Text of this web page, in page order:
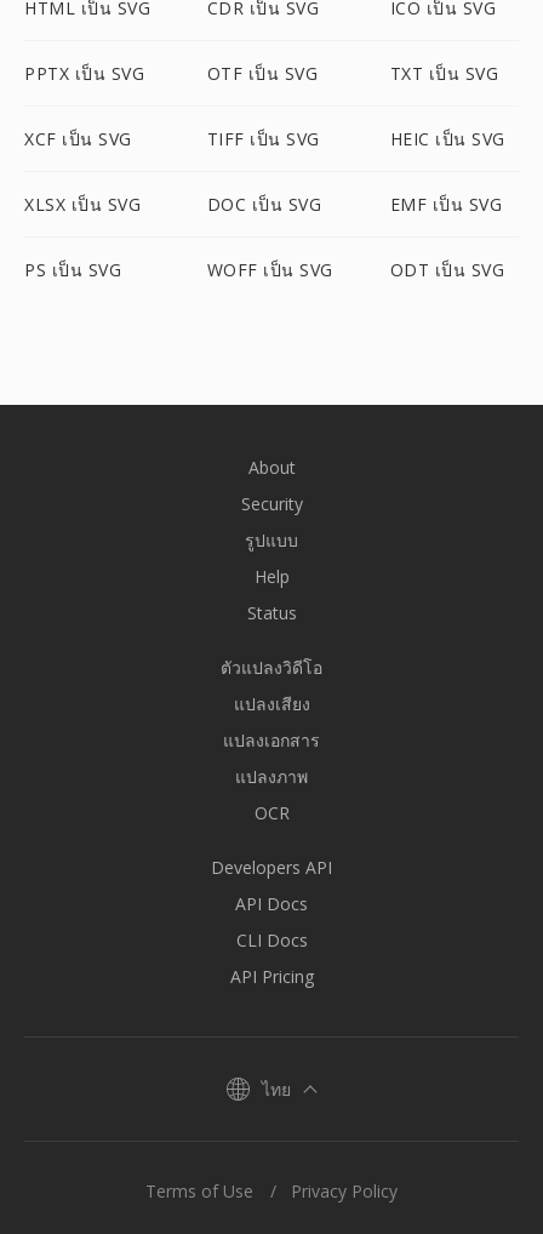
HTML เป็น SVG CDR เป็น SVG ICO เป็น SVG
PPTX เป็น SVG OTF เป็น SVG TXT เป็น SVG
XCF เป็น SVG TIFF เป็น SVG HEIC เป็น SVG
XLSX เป็น SVG DOC เป็น SVG EMF เป็น SVG
PS เป็น SVG WOFF เป็น SVG ODT เป็น SVG
About
Security
รูปแบบ
Help
Status
ตัวแปลงวิดีโอ
แปลงเสียง
แปลงเอกสาร
แปลงภาพ
OCR
Developers API
API Docs
CLI Docs
API Pricing
ไทย
Terms of Use Privacy Policy